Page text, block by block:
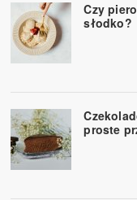
Czy
słodko?
proste